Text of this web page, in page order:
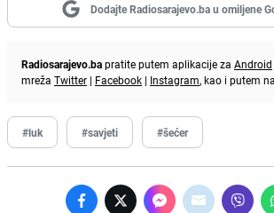
Dodajte Radiosarajevo.ba u omiljene
Radiosarajevo.bapratite putem aplikacije za Android
mreža Twitter | Facebook | Instagram, kao i putem
#luk #savjeti #šećer